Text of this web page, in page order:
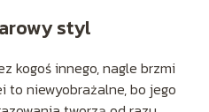
styl
kogoś innego, nagle brzmi
to niewyobrażalne, bo jego